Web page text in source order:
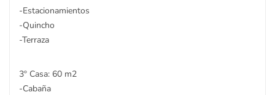
-Estacionamientos
-Quincho
-Terraza
3º Casa: 60 m2
-Cabaña